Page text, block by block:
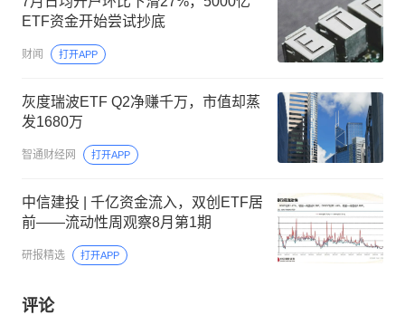
ETF资金开始尝试抄底
财闻 打开APP
灰度瑞波ETF Q2净赚千万，市值却蒸
发1680万
智通财经网 打开APP
中信建投 | 千亿资金流入，双创ETF居
前——流动性周观察8月第1期
研报精选 打开APP
评论